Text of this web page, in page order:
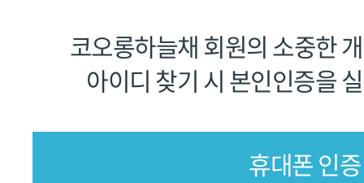
코오롱하늘채 회원의 소중한
아이디 찾기 시 본인인증을
휴대폰 인증